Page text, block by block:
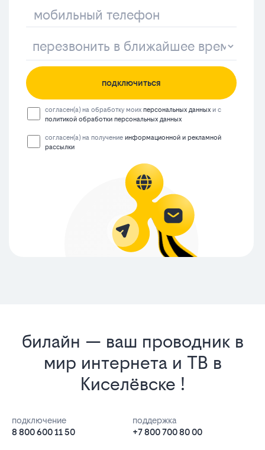
подключиться
согласен(а) на обработку моихперсональных данных и с
политикой обработки персональных данных
согласен(а) на получениеинформационной и рекламной
рассылки
билайн — ваш проводник в
мир интернета и ТВ в
Киселёвске !
подключение
8 800 600 11 50
поддержка
+7 800 700 80 00